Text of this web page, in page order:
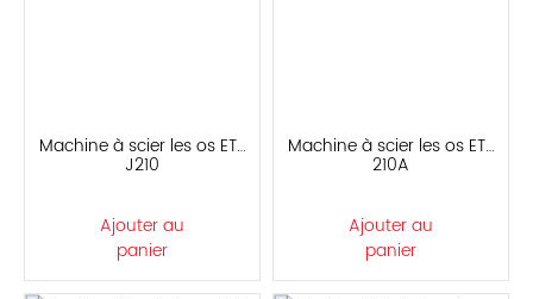
Machine à scier les os ET-
J210
Ajouter au
panier
Machine à scier les os ET-
210A
Ajouter au
panier